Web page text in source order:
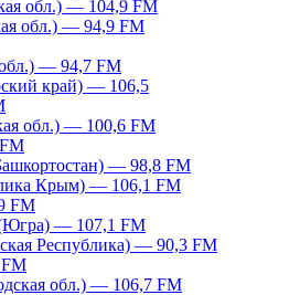
обл.) — 104,9 FM
обл.) — 94,9 FM
— 94,7 FM
край) — 106,5
обл.) — 100,6 FM
— 98,8 FM
Крым) — 106,1 FM
FM
— 107,1 FM
Республика) — 90,3 FM
обл.) — 106,7 FM